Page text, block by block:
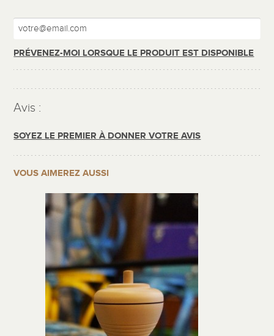
PRÉVENEZ-MOI LORSQUE LE PRODUIT EST DISPONIBLE
Avis :
SOYEZ LE PREMIER À DONNER VOTRE AVIS
VOUS AIMEREZ AUSSI